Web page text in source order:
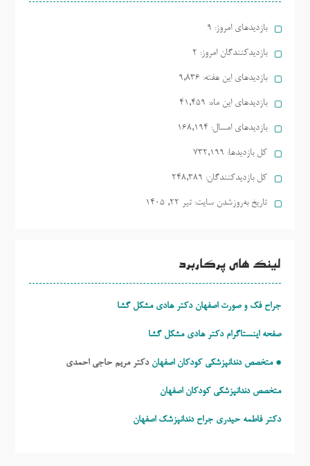
بازدیدهای امروز: 9
بازدیدکنندگان امروز: 2
بازدیدهای این هفته: 9,836
بازدیدهای این ماه: 41,459
بازدیدهای امسال: 168,194
کل بازدیدها: 732,199
کل بازدیدکنند‌گان: 248,389
تاریخ به‌روزشدن سایت: تیر ۲۲, ۱۴۰۵
لینک های پرکاربرد
جراح فک و صورت اصفهان دکتر هادی مشکل گشا
صفحه اینستاگرام دکتر هادی مشکل گشا
* متخصص دندانپزشکی کودکان اصفهان دکتر مریم حاجی احمدی
متخصص دندانپزشکی کودکان اصفهان
دکتر فاطمه حیدری جراح دندانپزشک اصفهان